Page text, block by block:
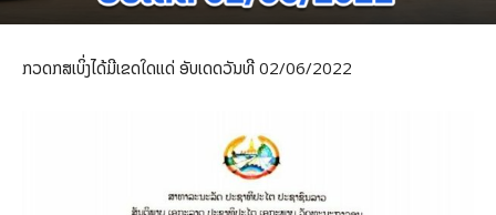
ກວດກສເບິ່ງໄດ້ມີເຂດໃດແດ່ ອັບເດດວັນທີ 02/06/2022